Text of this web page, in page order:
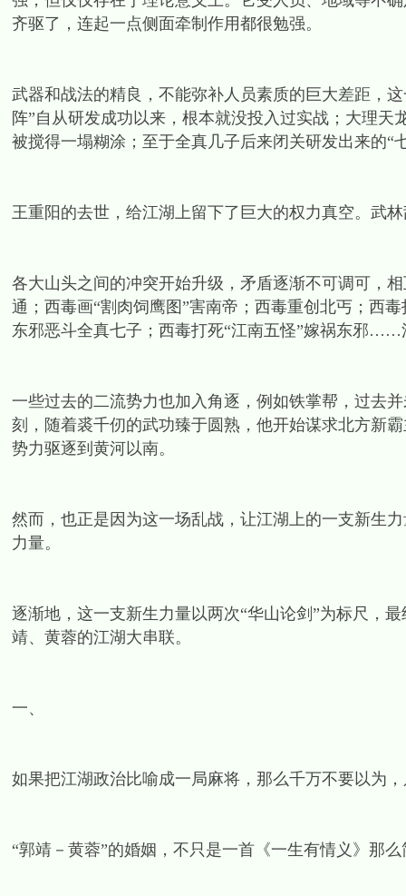
齐驱了，连起一点侧面牵制作用都很勉强。
武器和战法的精良，不能弥补人员素质的巨大差距，
阵”自从研发成功以来，根本就没投入过实战；大理
被搅得一塌糊涂；至于全真几子后来闭关研发出来的“
王重阳的去世，给江湖上留下了巨大的权力真空。武
各大山头之间的冲突开始升级，矛盾逐渐不可调可，
通；西毒画“割肉饲鹰图”害南帝；西毒重创北丐；西
东邪恶斗全真七子；西毒打死“江南五怪”嫁祸东邪……
一些过去的二流势力也加入角逐，例如铁掌帮，过去
刻，随着裘千仞的武功臻于圆熟，他开始谋求北方新
势力驱逐到黄河以南。
然而，也正是因为这一场乱战，让江湖上的一支新生
力量。
逐渐地，这一支新生力量以两次“华山论剑”为标尺，
靖、黄蓉的江湖大串联。
一、
如果把江湖政治比喻成一局麻将，那么千万不要以为
“郭靖－黄蓉”的婚姻，不只是一首《一生有情义》那